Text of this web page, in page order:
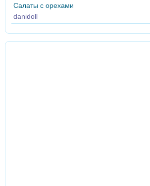
Салаты с орехами
danidoll